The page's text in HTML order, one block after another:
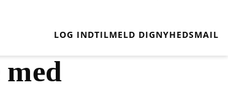
LOG INDTILMELD DIGNYHEDSMAIL